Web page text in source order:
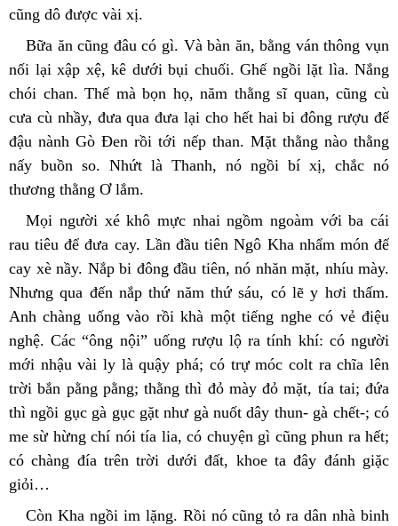
cũng dô được vài xị.
Bữa ăn cũng đâu có gì. Và bàn ăn, bằng ván thông vụn
nối lại xập xệ, kê dưới bụi chuối. Ghế ngồi lặt lìa. Nắng
chói chan. Thế mà bọn họ, năm thằng sĩ quan, cũng cù
cưa cù nhầy, đưa qua đưa lại cho hết hai bi đông rượu đế
đậu nành Gò Đen rồi tới nếp than. Mặt thằng nào thằng
nấy buồn so. Nhứt là Thanh, nó ngồi bí xị, chắc nó
thương thằng Ơ lắm.
Mọi người xé khô mực nhai ngồm ngoàm với ba cái
rau tiêu để đưa cay. Lần đầu tiên Ngô Kha nhẩm món đế
cay xè nầy. Nắp bi đông đầu tiên, nó nhăn mặt, nhíu mày.
Nhưng qua đến nắp thứ năm thứ sáu, có lẽ y hơi thấm.
Anh chàng uống vào rồi khà một tiếng nghe có vẻ điệu
nghệ. Các “ông nội” uống rượu lộ ra tính khí: có người
mới nhậu vài ly là quậy phá; có trự móc colt ra chĩa lên
trời bắn pằng pằng; thằng thì đỏ mày đỏ mặt, tía tai; đứa
thì ngồi gục gà gục gặt như gà nuốt dây thun- gà chết-; có
me sừ hừng chí nói tía lia, có chuyện gì cũng phun ra hết;
có chàng đía trên trời dưới đất, khoe ta đây đánh giặc
giỏi…
Còn Kha ngồi im lặng. Rồi nó cũng tỏ ra dân nhà binh